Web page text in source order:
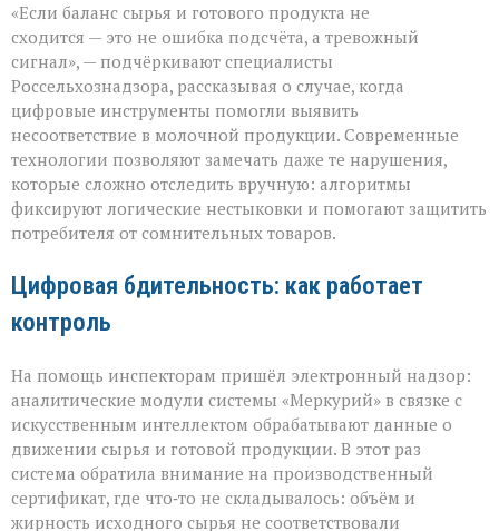
математика
не
система
ловит
нарушения
в
молоке»
«Если баланс сырья и готового продукта не
сходится — это не ошибка подсчёта, а тревожный
сигнал», — подчёркивают специалисты
Россельхознадзора, рассказывая о случае, когда
цифровые инструменты помогли выявить
несоответствие в молочной продукции. Современные
технологии позволяют замечать даже те нарушения,
которые сложно отследить вручную: алгоритмы
фиксируют логические нестыковки и помогают защитить
потребителя от сомнительных товаров.
Цифровая бдительность: как работает
контроль
На помощь инспекторам пришёл электронный надзор:
аналитические модули системы «Меркурий» в связке с
искусственным интеллектом обрабатывают данные о
движении сырья и готовой продукции. В этот раз
система обратила внимание на производственный
сертификат, где что‑то не складывалось: объём и
жирность исходного сырья не соответствовали